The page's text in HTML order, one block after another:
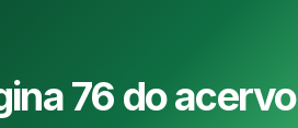
76 do acervo